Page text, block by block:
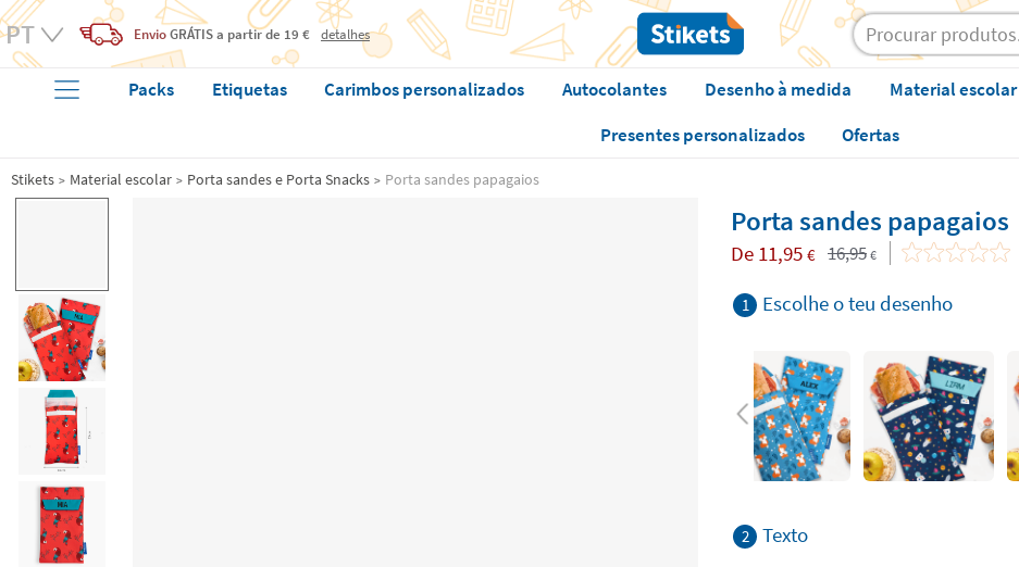
EnvioGRÁTISa partir de 19 € detalhes
Packs Etiquetas Carimbos personalizados Autocolantes Desenho à medida Material escolar
Presentes personalizados
Ofertas
Stikets Material escolar Porta sandes e Porta Snacks Porta sandes papagaios
Porta sandes papagaios
De 11,95 € 16,95 €
1 Escolhe o teu desenho
2 Texto